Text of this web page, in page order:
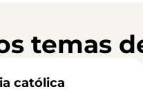
temas
católica